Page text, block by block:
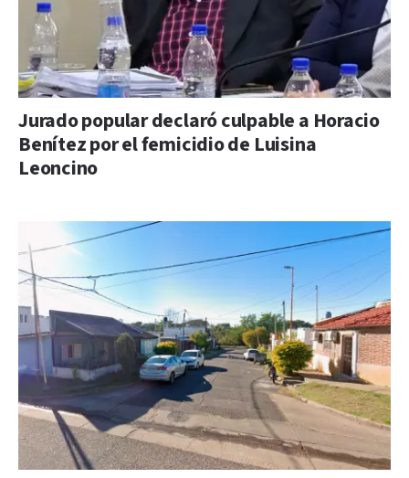
Jurado popular declaró culpable a Horacio
Benítez por el femicidio de Luisina
Leoncino